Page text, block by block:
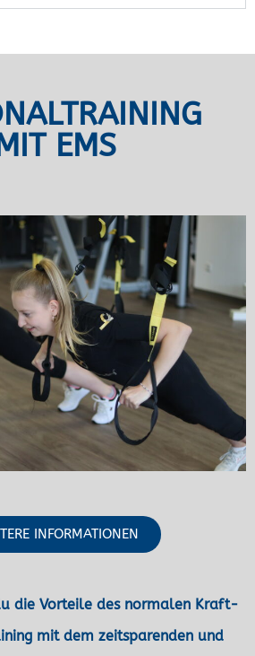
MIT EMS
INFORMATIONEN
die Vorteile des normalen Kraft-
mit dem zeitsparenden und